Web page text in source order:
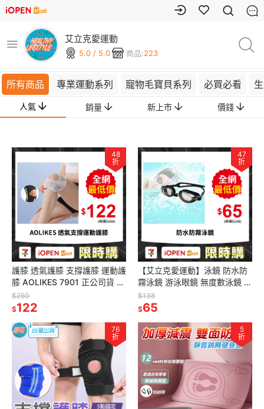
艾立克愛運動
5.0 / 5.0 商品:223
所有商品 專業運動系列 寵物毛寶貝系列 必買必看
人氣 銷量 新上市 價錢
48
折
護膝 透氣護膝 支撐護膝 運動護
膝 AOLIKES 7901 正公司貨 護
膝套 運動護具 彈力護膝 加壓護
膝
$250
$122
47
折
【艾立克愛運動】泳鏡 防水防
霧泳鏡 游泳眼鏡 無度數泳鏡 高
清泳鏡 游泳鏡 成人泳鏡 男女游
泳眼鏡 蛙鏡 電子發票
$138
$65
76
折
5
折